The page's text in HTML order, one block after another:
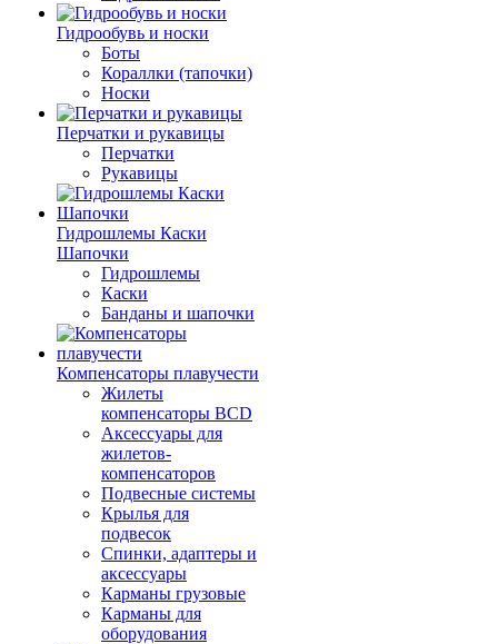
Гидрообувь и носки
Боты
Кораллки (тапочки)
Носки
Перчатки и рукавицы
Перчатки
Рукавицы
Гидрошлемы Каски
Шапочки
Гидрошлемы
Каски
Банданы и шапочки
Компенсаторы плавучести
Жилеты
компенсаторы BCD
Аксессуары для
жилетов-
компенсаторов
Подвесные системы
Крылья для
подвесок
Спинки, адаптеры и
аксессуары
Карманы грузовые
Карманы для
оборудования